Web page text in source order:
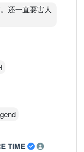
还一直要害人
TIME